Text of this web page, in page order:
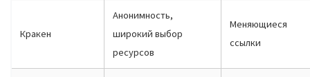
Кракен
Анонимность,
широкий выбор
ресурсов
Меняющиеся
ссылки